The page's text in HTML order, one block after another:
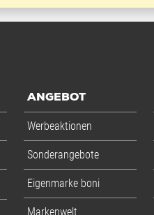
ANGEBOT
Werbeaktionen
Sonderangebote
Eigenmarke boni
Markenwelt